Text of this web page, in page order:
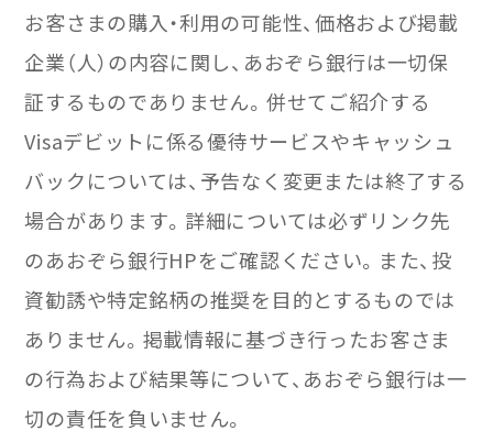
お客さまの購入・利用の可能性、価格および掲載
企業（人）の内容に関し、あおぞら銀行は一切保
証するものでありません。併せてご紹介する
Visaデビットに係る優待サービスやキャッシュ
バックについては、予告なく変更または終了する
場合があります。詳細については必ずリンク先
のあおぞら銀行HPをご確認ください。また、投
資勧誘や特定銘柄の推奨を目的とするものでは
ありません。掲載情報に基づき行ったお客さま
の行為および結果等について、あおぞら銀行は一
切の責任を負いません。